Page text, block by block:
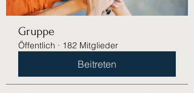
Gruppe
Öffentlich · 182 Mitglieder
Beitreten